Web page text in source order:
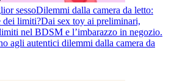
sessoDilemmi dalla camera da letto:
dei limiti?Dai sex toy ai preliminari,
nel BDSM e l’imbarazzo in negozio.
agli autentici dilemmi dalla camera da